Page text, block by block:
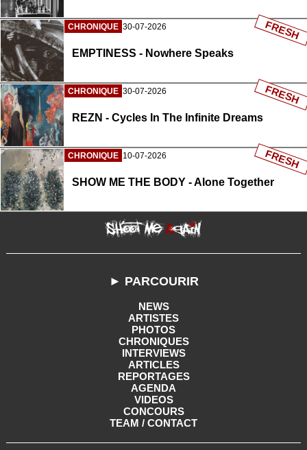
CHRONIQUE 30-07-2026
EMPTINESS - Nowhere Speaks
FRESH
CHRONIQUE 30-07-2026
REZN - Cycles In The Infinite Dreams
FRESH
CHRONIQUE 10-07-2026
SHOW ME THE BODY - Alone Together
FRESH
► PARCOURIR
NEWS
ARTISTES
PHOTOS
CHRONIQUES
INTERVIEWS
ARTICLES
REPORTAGES
AGENDA
VIDEOS
CONCOURS
TEAM / CONTACT